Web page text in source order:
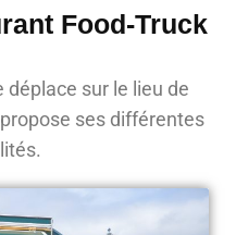
Food-Truck
déplace sur le lieu de
ses différentes